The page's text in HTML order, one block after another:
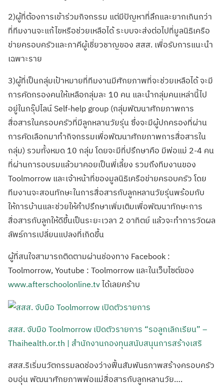
2)ผู้ที่ต้องการเข้าร่วมกิจกรรม แต่มีปัญหาที่ลึกและยากเกินกว่า
ที่ทีมงานจะแก้ไขหรือช่วยเหลือได้ ระบบจะส่งต่อไปที่มูลนิธิเครือ
ข่ายครอบครัวและภาคีผู้เชี่ยวชาญของ สสส. เพื่อรับการแนะนำ
เฉพาะราย
3)ผู้ที่เป็นกลุ่มเป้าหมายที่ทีมงานมีศักยภาพที่จะช่วยเหลือได้ จะมี
การคัดกรองคนให้เหลือกลุ่มละ 10 คน และนำกลุ่มคนเหล่านี้ไป
อยู่ในกรุ๊ปไลน์ Self-help group (กลุ่มพัฒนาศักยภาพการ
สื่อสารในครอบครัวที่มีลูกหลานวัยรุ่น ซึ่งจะมีผู้ปกครองที่ผ่าน
การคัดเลือกมาทำกิจกรรมเพื่อพัฒนาศักยภาพการสื่อสารใน
กลุ่ม) รวมทั้งหมด 10 กลุ่ม โดยจะมีที่ปรึกษาคือ มีพ่อแม่ 2-4 คน
ที่ผ่านการอบรมแล้วมาคอยเป็นพี่เลี้ยง รวมถึงทีมงานของ
Toolmorrow และเจ้าหน้าที่ของมูลนิธิเครือข่ายครอบครัว โดย
ทีมงานจะสอนทักษะในการสื่อสารกับลูกหลานวัยรุ่นพร้อมกับ
ให้การบ้านและช่วยให้คำปรึกษาเพิ่มเติมเพื่อพัฒนาทักษะการ
สื่อสารกับลูกให้ดีขึ้นเป็นระยะเวลา 2 อาทิตย์ แล้วจะทำการวัดผล
ลัพธ์การเปลี่ยนแปลงที่เกิดขึ้น
ผู้ที่สนใจสามารถติดตามผ่านช่องทาง Facebook :
Toolmorrow, Youtube : Toolmorrow และในเว็บไซต์ของ
www.afterschoolonline.tv ได้เลยคร้าบ
สสส. จับมือ Toolmorrow เปิดตัวรายการ “รอลูกเลิกเรียน” –
Thaihealth.or.th | สำนักงานกองทุนสนับสนุนการสร้างเสริ
สสส.ริเริ่มนวัตกรรมลดช่องว่างฟื้นสัมพันธภาพสร้างครอบครัว
อบอุ่น พัฒนาศักยภาพพ่อแม่สื่อสารกับลูกหลานวัย….